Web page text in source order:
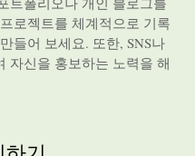
로젝트를 체계적으로 기록
들어 보세요. 또한, SNS나
자신을 홍보하는 노력을 해